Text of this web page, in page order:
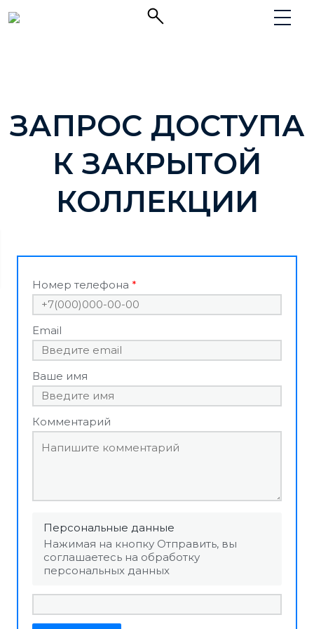
ЗАПРОС ДОСТУПА
К ЗАКРЫТОЙ
КОЛЛЕКЦИИ
Номер телефона
Email
Ваше имя
Комментарий
Персональные данные
Нажимая на кнопку Отправить, вы
соглашаетесь на обработку
персональных данных